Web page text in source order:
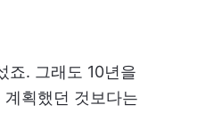
죠. 그래도 10년을
획했던 것보다는